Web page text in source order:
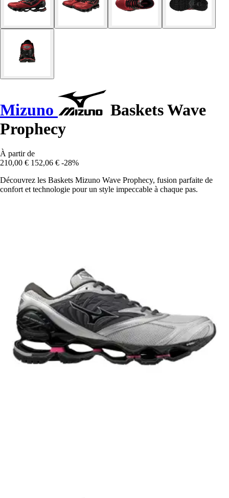
Mizuno
Baskets Wave
Prophecy
À partir de
210,00 € 152,06 € -28%
Découvrez les Baskets Mizuno Wave Prophecy, fusion parfaite de
confort et technologie pour un style impeccable à chaque pas.